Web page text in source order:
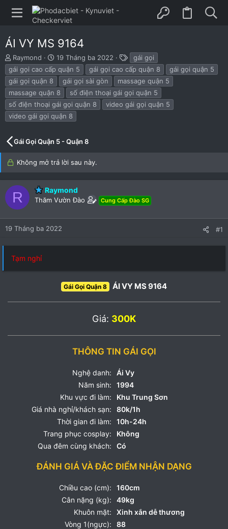
ÁI VY MS 9164
B
ắ
t
đ
ầ
u
Raymond
N
g
à
b
ắ
t
đ
u
19 Tháng ba 2022
h
ẻ
gái gọi
gái gọi cao cấp quận 5
gái gọi cao cấp quận 8
gái gọi quận 5
gái gọi quận 8
gái gọi sài gòn
massage quận 5
massage quận 8
số điện thoại gái gọi quận 5
số điện thoại gái gọi quận 8
video gái gọi quận 5
video gái gọi quận 8
Gái Gọi Quận 5 - Quận 8
Không mở trả lời sau này.
R Raymond
Thăm Vườn Đào Cung Cấp Đào SG
19 Tháng ba 2022 #1
Tạm nghỉ
Gái Gọi Quận 8 ÁI VY MS 9164
Giá: 300K
THÔNG TIN GÁI GỌI
Nghệ danh:
Ái Vy
Năm sinh:
1994
Khu vực đi làm:
Khu Trung Sơn
Giá nhà nghỉ/khách sạn:
80k/1h
Thời gian đi làm:
10h-24h
Trang phục cosplay:
Không
Qua đêm cùng khách:
Có
ĐÁNH GIÁ VÀ ĐẶC ĐIỂM NHẬN DẠNG
Chiều cao (cm):
160cm
Cân nặng (kg):
49kg
Khuôn mặt:
Xinh xắn dễ thương
Vòng 1(ngực):
88